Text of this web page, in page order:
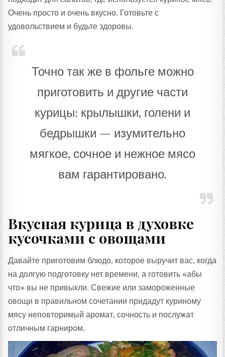
Очень просто и очень вкусно. Готовьте с
удовольствием и будьте здоровы.
Точно так же в фольге можно
приготовить и другие части
курицы: крылышки, голени и
бедрышки — изумительно
мягкое, сочное и нежное мясо
вам гарантировано.
Вкусная курица в духовке
кусочками с овощами
Давайте приготовим блюдо, которое выручит вас, когда
на долгую подготовку нет времени, а готовить «абы
что» вы не привыкли. Свежие или замороженные
овощи в правильном сочетании придадут куриному
мясу неповторимый аромат, сочность и послужат
отличным гарниром.